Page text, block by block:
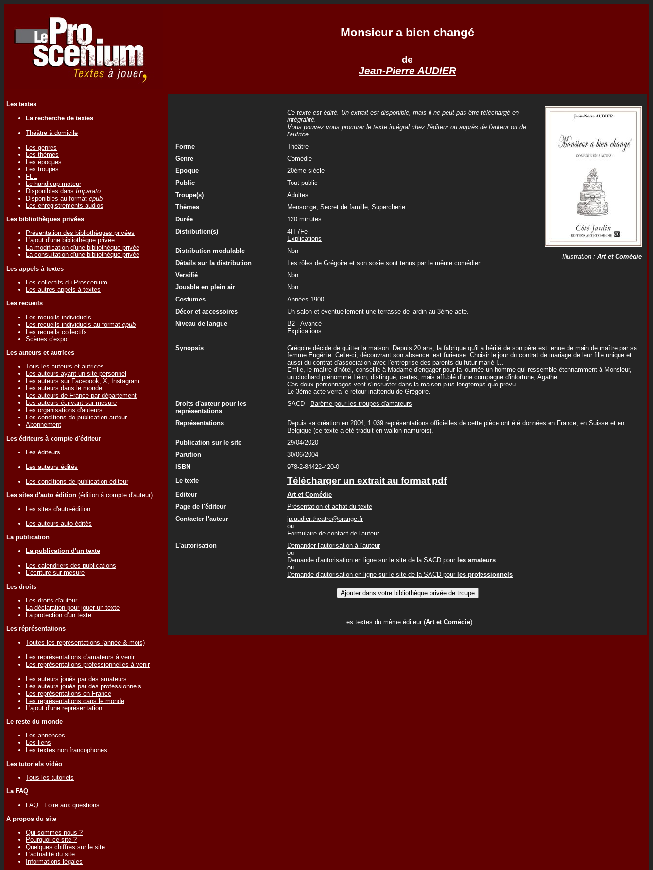
Monsieur a bien changé
de
Jean-Pierre AUDIER
Les textes
La recherche de textes
Théâtre à domicile
Les genres
Les thèmes
Les époques
Les troupes
FLE
Le handicap moteur
Disponibles dans Imparato
Disponibles au format epub
Les enregistrements audios
Les bibliothèques privées
Présentation des bibliothèques privées
L'ajout d'une bibliothèque privée
La modification d'une bibliothèque privée
La consultation d'une bibliothèque privée
Les appels à textes
Les collectifs du Proscenium
Les autres appels à textes
Les recueils
Les recueils individuels
Les recueils individuels au format epub
Les recueils collectifs
Scènes d'expo
Les auteurs et autrices
Tous les auteurs et autrices
Les auteurs ayant un site personnel
Les auteurs sur Facebook, X, Instagram
Les auteurs dans le monde
Les auteurs de France par département
Les auteurs écrivant sur mesure
Les organisations d'auteurs
Les conditions de publication auteur
Abonnement
Les éditeurs à compte d'éditeur
Les éditeurs
Les auteurs édités
Les conditions de publication éditeur
Les sites d'auto édition (édition à compte d'auteur)
Les sites d'auto-édition
Les auteurs auto-édités
La publication
La publication d'un texte
Les calendriers des publications
L'écriture sur mesure
Les droits
Les droits d'auteur
La déclaration pour jouer un texte
La protection d'un texte
Les réprésentations
Toutes les représentations (année & mois)
Les représentations d'amateurs à venir
Les représentations professionnelles à venir
Les auteurs joués par des amateurs
Les auteurs joués par des professionnels
Les représentations en France
Les représentations dans le monde
L'ajout d'une représentation
Le reste du monde
Les annonces
Les liens
Les textes non francophones
Les tutoriels vidéo
Tous les tutoriels
La FAQ
FAQ : Foire aux questions
A propos du site
Qui sommes nous ?
Pourquoi ce site ?
Quelques chiffres sur le site
L'actualité du site
Informations légales
Ce texte est édité. Un extrait est disponible, mais il ne peut pas être téléchargé en
intégralité.
Vous pouvez vous procurer le texte intégral chez l'éditeur ou auprès de l'auteur ou de
l'autrice.
Forme
Théâtre
Genre
Comédie
Epoque
20ème siècle
Public
Tout public
Troupe(s)
Adultes
Thèmes
Mensonge, Secret de famille, Supercherie
Durée
120 minutes
Distribution(s)
4H 7Fe
Explications
Distribution modulable
Non
Détails sur la distribution
Les rôles de Grégoire et son sosie sont tenus par le même comédien.
Versifié
Non
Jouable en plein air
Non
Costumes
Années 1900
Décor et accessoires
Un salon et éventuellement une terrasse de jardin au 3ème acte.
Niveau de langue
B2 - Avancé
Explications
Illustration : Art et Comédie
Synopsis
Grégoire décide de quitter la maison. Depuis 20 ans, la fabrique qu'il a hérité de son père est tenue de main de maître par sa
femme Eugénie. Celle-ci, découvrant son absence, est furieuse. Choisir le jour du contrat de mariage de leur fille unique et
aussi du contrat d'association avec l'entreprise des parents du futur marié !...
Emile, le maître d'hôtel, conseille à Madame d'engager pour la journée un homme qui ressemble étonnamment à Monsieur,
un clochard prénommé Léon, distingué, certes, mais affublé d'une compagne d'infortune, Agathe.
Ces deux personnages vont s'incruster dans la maison plus longtemps que prévu.
Le 3ème acte verra le retour inattendu de Grégoire.
Droits d'auteur pour les
représentations
SACD Barème pour les troupes d'amateurs
Représentations
Depuis sa création en 2004, 1 039 représentations officielles de cette pièce ont été données en France, en Suisse et en
Belgique (ce texte a été traduit en wallon namurois).
Publication sur le site
29/04/2020
Parution
30/06/2004
ISBN
978-2-84422-420-0
Le texte
Télécharger un extrait au format pdf
Editeur
Art et Comédie
Page de l'éditeur
Présentation et achat du texte
Contacter l'auteur
jp.audier.theatre@orange.fr
ou
Formulaire de contact de l'auteur
L'autorisation
Demander l'autorisation à l'auteur
ou
Demande d'autorisation en ligne sur le site de la SACD pour les amateurs
ou
Demande d'autorisation en ligne sur le site de la SACD pour les professionnels
Les textes du même éditeur (Art et Comédie)